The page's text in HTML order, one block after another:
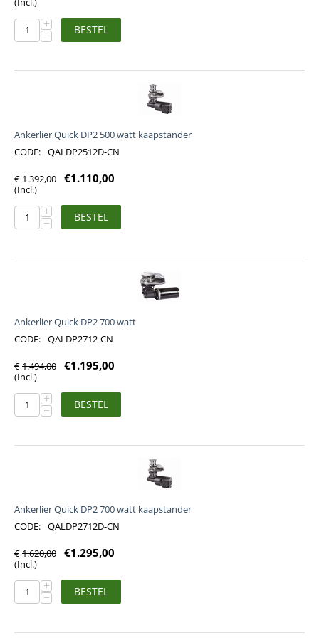
+
− BESTEL
Ankerlier Quick DP2 500 watt kaapstander
CODE: QALDP2512D-CN
€ 1.392,00 €1.110,00
(Incl.)
+
− BESTEL
Ankerlier Quick DP2 700 watt
CODE: QALDP2712-CN
€ 1.494,00 €1.195,00
(Incl.)
+
− BESTEL
Ankerlier Quick DP2 700 watt kaapstander
CODE: QALDP2712D-CN
€ 1.620,00 €1.295,00
(Incl.)
+
− BESTEL